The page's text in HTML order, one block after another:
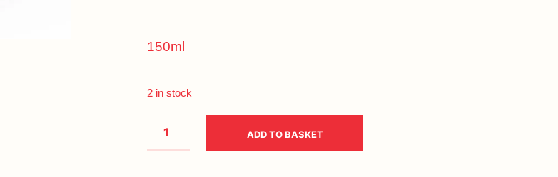
150ml
2 in stock
ADD TO BASKET